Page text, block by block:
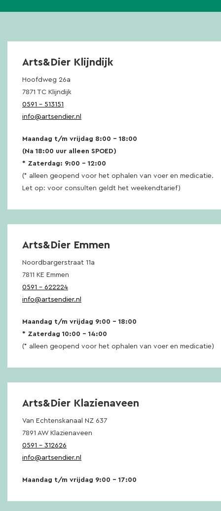
Arts&Dier Klijndijk
Hoofdweg 26a
7871 TC Klijndijk
0591 – 513151
info@artsendier.nl
Maandag t/m vrijdag 8:00 – 18:00
(Na 18:00 uur alleen SPOED)
* Zaterdag: 9:00 – 12:00
(* alleen geopend voor het ophalen van voer en medicatie.
Let op: voor consulten geldt het weekendtarief)
Arts&Dier Emmen
Noordbargerstraat 11a
7811 KE Emmen
0591 – 622224
info@artsendier.nl
Maandag t/m vrijdag 9:00 – 18:00
* Zaterdag 10:00 – 14:00
(* alleen geopend voor het ophalen van voer en medicatie)
Arts&Dier Klazienaveen
Van Echtenskanaal NZ 637
7891 AW Klazienaveen
0591 – 312626
info@artsendier.nl
Maandag t/m vrijdag 9:00 – 17:00